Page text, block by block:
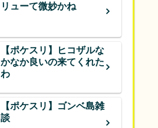
リューて微妙かね
【ポケスリ】ヒコザルな
かなか良いの来てくれた
わ
【ポケスリ】ゴンベ島雑
談